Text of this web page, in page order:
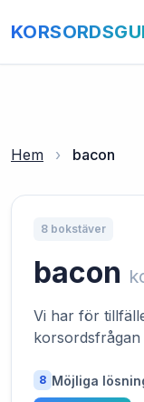
Hem › bacon
8 bokstäver
bacon
Vi har för
korsordsfrågan
8 Möjliga